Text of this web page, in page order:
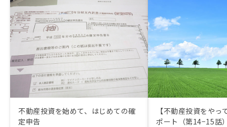
不動産投資を始めて、はじめての確
定申告
【不動産投資をやっ
ポート（第14−15話